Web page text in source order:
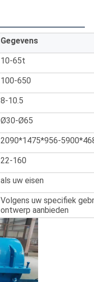
Gegevens
10-65t
100-650
8-10.5
Ø30-Ø65
2090*1475*956-
22-160
als uw eisen
Volgens uw specifiek
ontwerp aanbieden